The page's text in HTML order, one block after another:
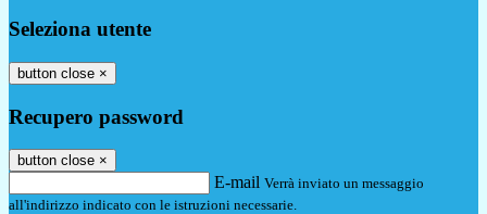
Seleziona utente
button close ×
Recupero password
button close ×
E-mail Verrà inviato un messaggio
all'indirizzo indicato con le istruzioni necessarie.